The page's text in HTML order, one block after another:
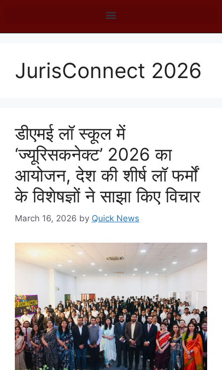
JurisConnect 2026
डीएमई लॉ स्कूल में
‘ज्यूरिसकनेक्ट’ 2026 का
आयोजन, देश की शीर्ष लॉ फर्मों
के विशेषज्ञों ने साझा किए विचार
March 16, 2026 by Quick News